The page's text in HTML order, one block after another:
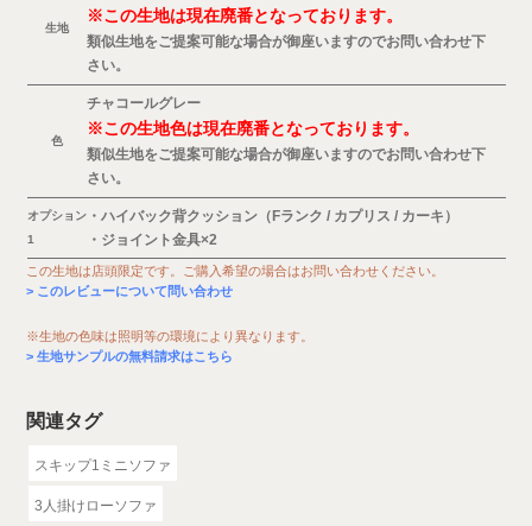
生地
※この生地は現在廃番となっております。
類似生地をご提案可能な場合が御座いますのでお問い合わせ下
さい。
色
チャコールグレー
※この生地色は現在廃番となっております。
類似生地をご提案可能な場合が御座いますのでお問い合わせ下
さい。
オプション
1
・ハイバック背クッション（Fランク / カプリス / カーキ）
・ジョイント金具×2
この生地は店頭限定です。ご購入希望の場合はお問い合わせください。
このレビューについて問い合わせ
※生地の色味は照明等の環境により異なります。
生地サンプルの無料請求はこちら
関連タグ
スキップ1ミニソファ
3人掛けローソファ